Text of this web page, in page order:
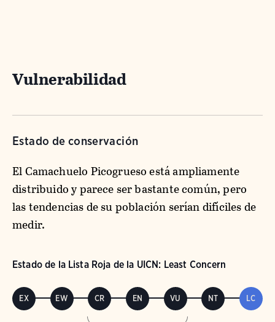
Vulnerabilidad
Estado de conservación
El Camachuelo Picogrueso está ampliamente
distribuido y parece ser bastante común, pero
las tendencias de su población serían difíciles de
medir.
Estado de la Lista Roja de la UICN: Least Concern
EX EW CR EN VU NT LC